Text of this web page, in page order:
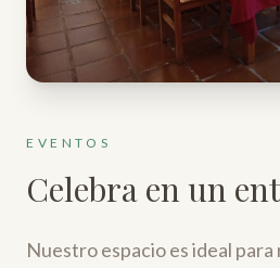
EVENTOS
Celebra en un
Nuestro espacio es ideal